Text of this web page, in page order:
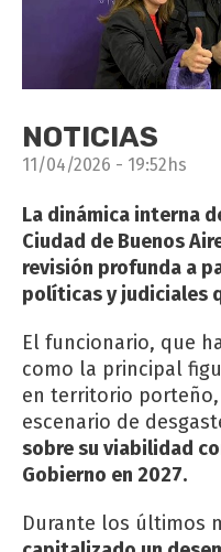
NOTICIAS
11/04/2026 - 19:52hs
La dinámica interna
Ciudad de Buenos
revisión profunda a
políticas y judiciales
El funcionario, que
como la principal
en territorio
escenario de
sobre su viabilidad
Gobierno en 2027.
Durante los últimos